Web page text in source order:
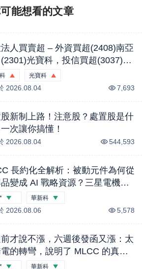
能想看的文章
人買賣超 – 外資買超(2408)南亞
光寶科，投信買超(3037)欣
聯發科，法人合計買超1.1
(0804)
%
光寶科
1.41
2026.08.04 7,693
新制上路！注意股？處置股是什
次讓你搞懂！
2026.08.04 544,593
長約化全解析：被動元件為何從
變成 AI 戰略資源？三星電機兩
合約、國巨 B／B 衝上 2.2 與客
鎖產能的完整投資地圖｜股市話
%
華新科
2026.08.06 5,578
才說不漲，六週後發函又漲：太
的轉彎，說明了 MLCC 的真實
股市話題
華新科